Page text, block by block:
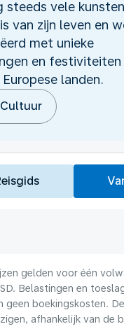
steeds vele
van zijn leven en
met unieke
en festiviteiten
landen.
gelden voor één
Belastingen en
geen boekingskosten.
afhankelijk van de